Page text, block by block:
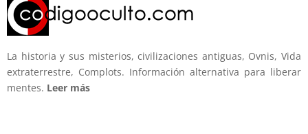
La historia y sus misterios, civilizaciones antiguas, Ovnis, Vida
extraterrestre, Complots. Información alternativa para liberar
mentes. Leer más